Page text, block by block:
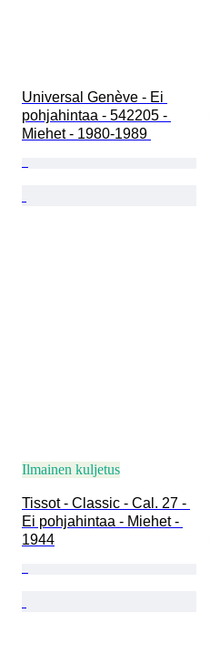
Universal Genève - Ei
pohjahintaa - 542205 -
Miehet - 1980-1989
Ilmainen kuljetus
Tissot - Classic - Cal. 27 -
Ei pohjahintaa - Miehet -
1944